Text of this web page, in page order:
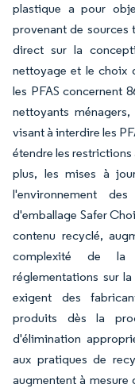
plastique a pour
provenant de sources
direct sur la
nettoyage et le choix
les PFAS concernent
nettoyants
visant à interdire les
étendre les
plus, les mises à
l'environnement
d'emballage Safer
contenu recyclé,
complexité de la
réglementations sur
exigent des
produits dès la
d'élimination
aux pratiques de
augmentent à mesure